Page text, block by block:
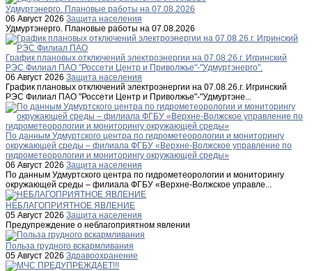
Удмуртэнерго. Плановые работы на 07.08.2026
06 Август 2026 Защита населения
Удмуртэнерго. Плановые работы на 07.08.2026
График плановых отключений электроэнергии на 07.08.26.г. Игринский
РЭС Филиал ПАО "Россети Центр и Приволжье"-"Удмуртэнерго".
06 Август 2026 Защита населения
График плановых отключений электроэнергии на 07.08.26.г. Игринский
РЭС Филиал ПАО "Россети Центр и Приволжье"-"Удмуртэне...
По данным Удмуртского центра по гидрометеорологии и мониторингу
окружающей среды – филиала ФГБУ «Верхне-Волжское управление по
гидрометеорологии и мониторингу окружающей среды»
06 Август 2026 Защита населения
По данным Удмуртского центра по гидрометеорологии и мониторингу
окружающей среды – филиала ФГБУ «Верхне-Волжское управле...
НЕБЛАГОПРИЯТНОЕ ЯВЛЕНИЕ
05 Август 2026 Защита населения
Предупреждение о неблагоприятном явлении
Польза грудного вскармливания
05 Август 2026 Здравоохранение